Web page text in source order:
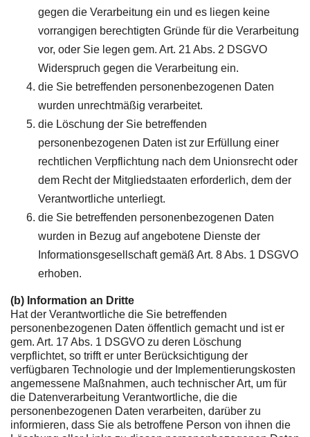
gegen die Verarbeitung ein und es liegen keine
vorrangigen berechtigten Gründe für die Verarbeitung
vor, oder Sie legen gem. Art. 21 Abs. 2 DSGVO
Widerspruch gegen die Verarbeitung ein.
die Sie betreffenden personenbezogenen Daten
wurden unrechtmäßig verarbeitet.
die Löschung der Sie betreffenden
personenbezogenen Daten ist zur Erfüllung einer
rechtlichen Verpflichtung nach dem Unionsrecht oder
dem Recht der Mitgliedstaaten erforderlich, dem der
Verantwortliche unterliegt.
die Sie betreffenden personenbezogenen Daten
wurden in Bezug auf angebotene Dienste der
Informationsgesellschaft gemäß Art. 8 Abs. 1 DSGVO
erhoben.
(b) Information an Dritte
Hat der Verantwortliche die Sie betreffenden
personenbezogenen Daten öffentlich gemacht und ist er
gem. Art. 17 Abs. 1 DSGVO zu deren Löschung
verpflichtet, so trifft er unter Berücksichtigung der
verfügbaren Technologie und der Implementierungskosten
angemessene Maßnahmen, auch technischer Art, um für
die Datenverarbeitung Verantwortliche, die die
personenbezogenen Daten verarbeiten, darüber zu
informieren, dass Sie als betroffene Person von ihnen die